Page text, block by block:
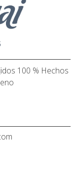
100 % Hechos